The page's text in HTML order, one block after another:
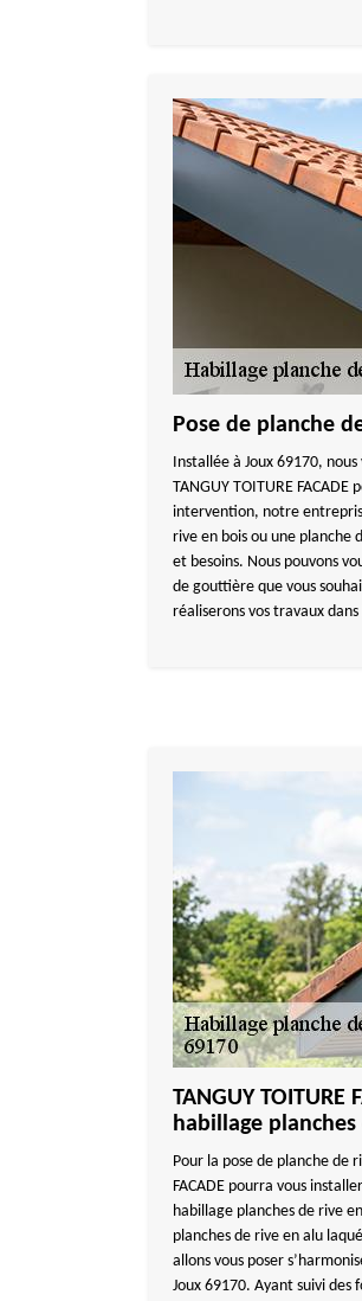
Pose de planche
Installée à Joux 69170,
TANGUY TOITURE
intervention, notre
rive en bois ou une planche
et besoins. Nous pouvons
de gouttière que vous
réaliserons vos travaux
TANGUY
habillage
Pour la pose de planche de
FACADE pourra vous
habillage planches de rive
planches de rive en alu
allons vous poser
Joux 69170. Ayant suivi